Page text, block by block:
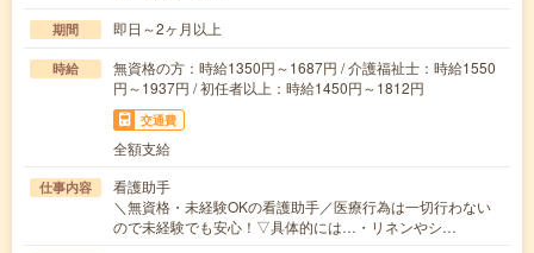
期間 即日～2ヶ月以上
時給
無資格の方：時給1350円～1687円 / 介護福祉士：時給1550
円～1937円 / 初任者以上：時給1450円～1812円
交通費
全額支給
仕事内容
看護助手
＼無資格・未経験OKの看護助手／医療行為は一切行わない
ので未経験でも安心！▽具体的には…・リネンやシ…